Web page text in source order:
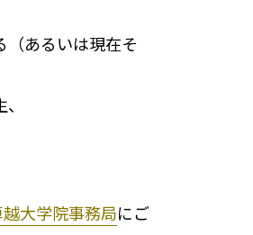
（あるいは現在そ
大学院事務局にご